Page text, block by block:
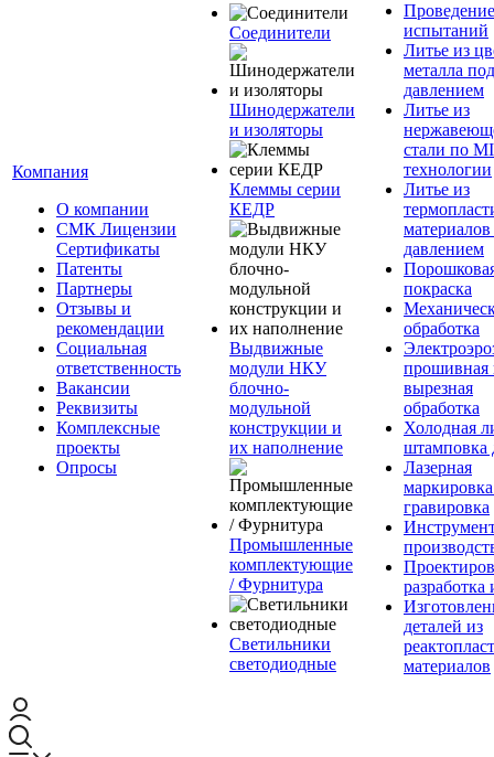
Компания
О компании
СМК Лицензии
Сертификаты
Патенты
Партнеры
Отзывы и
рекомендации
Социальная
ответственность
Вакансии
Реквизиты
Комплексные
проекты
Опросы
Соединители
Шинодержатели
и изоляторы
Клеммы серии
КЕДР
Выдвижные
модули НКУ
блочно-
модульной
конструкции и
их наполнение
Промышленные
комплектующие
/ Фурнитура
Светильники
светодиодные
Проведение
испытаний
Литье из
металла под
давлением
Литье из
стали по
технологии
Литье из
давлением
покраска
обработка
прошивная
вырезная
обработка
Холодная
штамповка
Лазерная
гравировка
разработка
деталей из
материалов